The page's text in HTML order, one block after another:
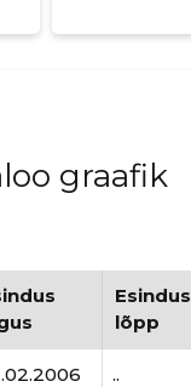
graafik
Esindus
lõpp
..